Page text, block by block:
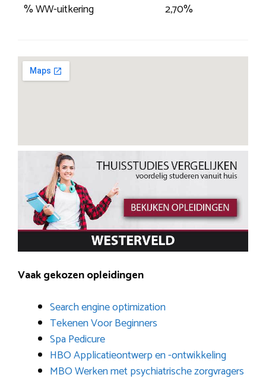
% WW-uitkering
2,70%
Vaak gekozen opleidingen
Search engine optimization
Tekenen Voor Beginners
Spa Pedicure
HBO Applicatieontwerp en -ontwikkeling
MBO Werken met psychiatrische zorgvragers